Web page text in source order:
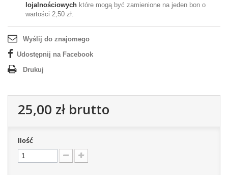
lojalnościowych które mogą być zamienione na jeden bon o
wartości 2,50 zł.
Wyślij do znajomego
Udostępnij na Facebook
Drukuj
25,00 złbrutto
Ilość